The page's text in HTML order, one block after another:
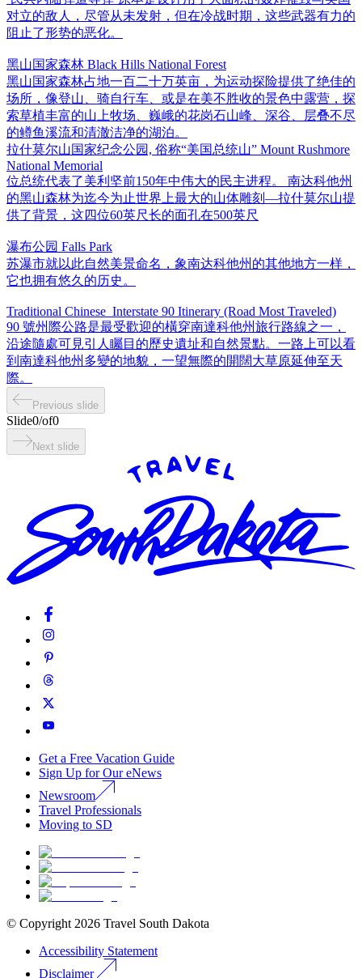
对立的敌人，尽管从未发射，但在冷战时期，这些武器有力的
阻止了形势的恶化。
黑山国家森林 Black Hills National Forest
黑山国家森林占地一百二十万英亩，为运动探险提供了绝佳的
场所，像登山、骑自行车、或是在美不胜收的景色中露营，探
索草植丰富的山上牧场、巍峨的花岗石山峰、深谷、层叠不尽
的鳟鱼溪流和清澈洁净的湖泊。
拉什莫尔山国家纪念公园, 俗称“美国总统山” Mount Rushmore
National Memorial
位总统代表了美利坚前150年中伟大的民主进程。 南达科他州
的黑山森林为迄今为止世界上最大的山体雕刻—拉什莫尔山提
供了背景，这四位60英尺长的面孔在500英尺
瀑布公园 Falls Park
苏瀑市就以此自然美景命名，象南达科他州的其他地方一样，
它也拥有悠久的历史。
Traditional Chinese_Interstate 90 Itinerary (Road Most Traveled)
90 號州際公路是最受歡迎的橫穿南達科他州旅行路線之一，
沿途隨處可見引人矚目的歷史遺址和自然景點。一路上可以看
到南達科他州多變的地貌，一望無際的開闊大草原延伸至天
際。
Previous slide
Slide0/of0
Next slide
Get a Free Vacation Guide
Sign Up for Our eNews
Newsroom
Travel Professionals
Moving to SD
© Copyright 2026 Travel South Dakota
Accessibility Statement
Disclaimer